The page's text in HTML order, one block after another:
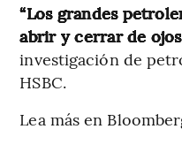
“Los grandes
abrir y cerrar de
investigación de
HSBC.
Lea más en